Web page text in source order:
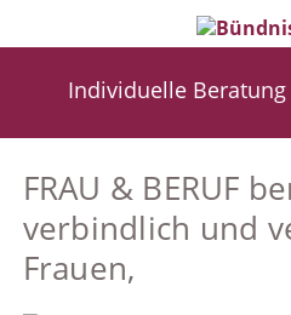
Individuelle
FRAU & BERUF
verbindlich und
Frauen,